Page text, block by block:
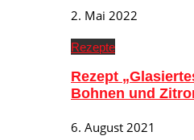
2. Mai 2022
Rezepte
Rezept
Bohnen und
6. August 2021